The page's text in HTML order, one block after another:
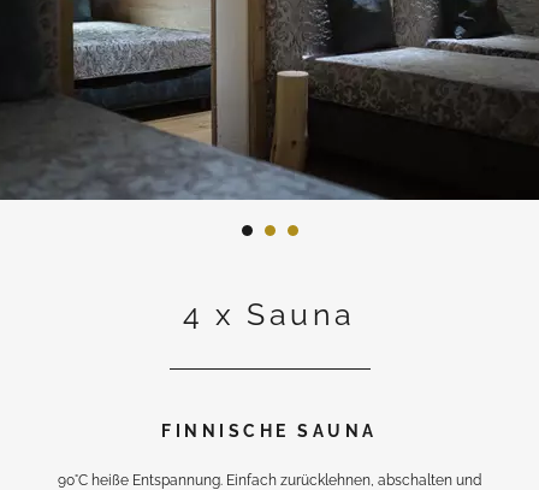
4 x Sauna
FINNISCHE SAUNA
90°C heiße Entspannung. Einfach zurücklehnen, abschalten und